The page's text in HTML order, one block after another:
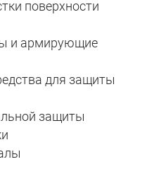
поверхности
и армирующие
для защиты
защиты